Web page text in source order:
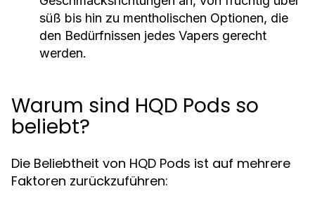
süß bis hin zu mentholischen Optionen, die
den Bedürfnissen jedes Vapers gerecht
werden.
Warum sind HQD Pods so
beliebt?
Die Beliebtheit von HQD Pods ist auf mehrere
Faktoren zurückzuführen: